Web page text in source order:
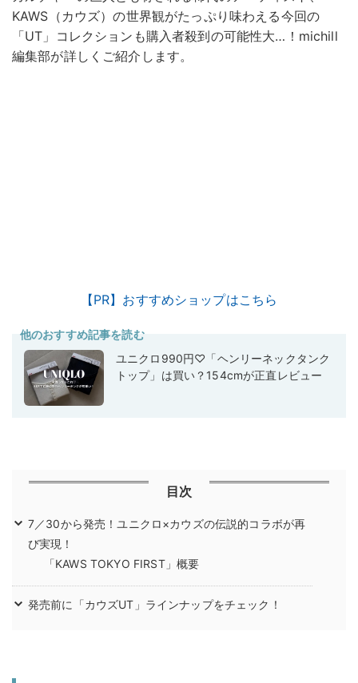
KAWS（カウズ）の世界観がたっぷり味わえる今回の
「UT」コレクションも購入者殺到の可能性大…！michill
編集部が詳しくご紹介します。
【PR】おすすめショップはこちら
他のおすすめ記事を読む
ユニクロ990円♡「ヘンリーネックタンク
トップ」は買い？154cmが正直レビュー
目次
7／30から発売！ユニクロ×カウズの伝説的コラボが再
び実現！
「KAWS TOKYO FIRST」概要
発売前に「カウズUT」ラインナップをチェック！